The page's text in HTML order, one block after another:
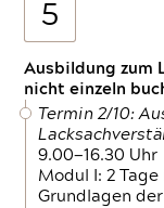
5
Ausbildung zum
nicht einzeln
Termin 2/10:
9.00—16.30 Uhr
Modul I: 2
Grundlagen